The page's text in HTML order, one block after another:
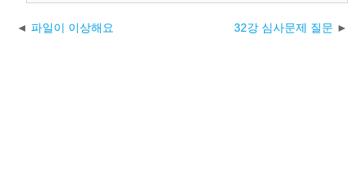
파일이 이상해요 32강 심사문제 질문